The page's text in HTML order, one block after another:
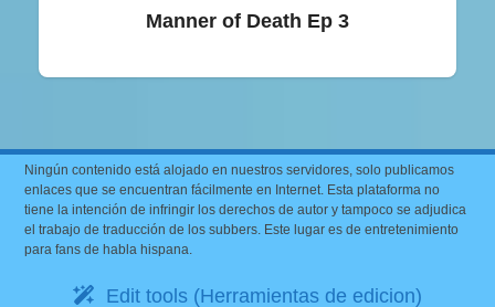
Manner of Death Ep 3
Ningún contenido está alojado en nuestros servidores, solo publicamos
enlaces que se encuentran fácilmente en Internet. Esta plataforma no
tiene la intención de infringir los derechos de autor y tampoco se adjudica
el trabajo de traducción de los subbers. Este lugar es de entretenimiento
para fans de habla hispana.
Edit tools (Herramientas de edicion)